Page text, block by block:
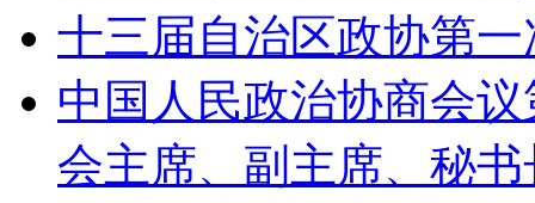
十三届自治区政协第
中国人民政治协商会
会主席、副主席、秘